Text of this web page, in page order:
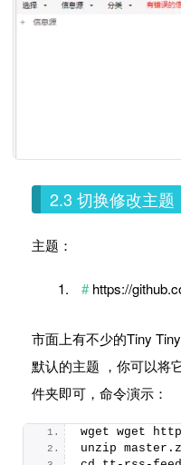
2.3 切换修改主题
主题：
https://
市面上有不少的Tiny
默认的主题 ，你可以将
件夹即可，命令演示：
wget wget
unzip master.